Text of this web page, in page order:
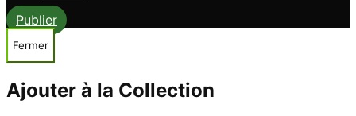
Publier
Fermer
Ajouter à la Collection